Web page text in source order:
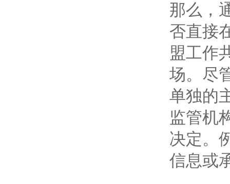
那么，
否直接
盟工作
场。尽
单独的
监管机
决定。
信息或